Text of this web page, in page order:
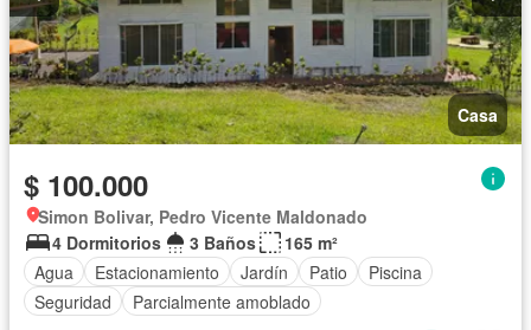
Casa
$ 100.000
Simon Bolivar, Pedro Vicente Maldonado
4 Dormitorios
3 Baños
165 m²
Agua
Estacionamiento Jardín Patio
Piscina
Seguridad
Parcialmente amoblado